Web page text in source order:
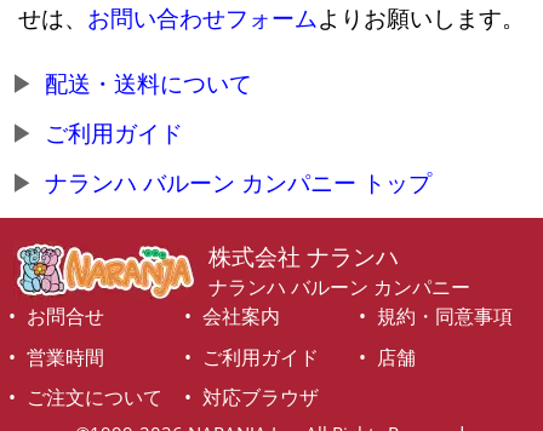
せは、 お問い合わせフォームよりお願いします。
配送・送料について
ご利用ガイド
ナランハ バルーン カンパニー トップ
株式会社 ナランハ
ナランハ バルーン カンパニー
お問合せ
会社案内
規約・同意事項
営業時間
ご利用ガイド
店舗
ご注文について
対応ブラウザ